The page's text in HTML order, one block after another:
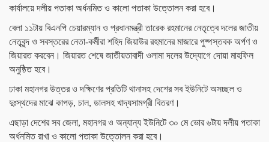
কার্যালয়ে দলীয় পতাকা অর্ধনমিত ও কালো পতাকা উত্তোলন করা হবে।
বেলা ১১টায় বিএনপি চেয়ারম্যান ও প্রধানমন্ত্রী তারেক রহমানের নেতৃত্বে দলের জাতীয়
নেতৃবৃন্দ ও সবস্তরের নেতা-কর্মীরা শহিদ জিয়াউর রহমানের মাজারে পুষ্পস্তবক অর্পণ ও
জিয়ারত করবেন। জিয়ারত শেষে জাতীয়তাবাদী ওলামা দলের উদ্যোগে দোয়া মাহফিল
অনুষ্ঠিত হবে।
ঢাকা মহানগর উত্তর ও দক্ষিণের প্রতিটি থানাসহ দেশের সব ইউনিটে অসচ্ছল ও
দুঃস্থদের মাঝে কাপড়, চাল, ডালসহ খাদ্যসামগ্রী বিতরণ।
এছাড়া দেশের সব জেলা, মহানগর ও অন্যান্য ইউনিটে ৩০ মে ভোর ৬টায় দলীয় পতাকা
অর্ধনমিত রাখা ও কালো পতাকা উত্তোলন করা হবে।